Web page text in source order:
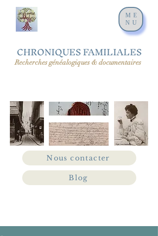
CHRONIQUES FAMILIALES
Recherches généalogiques & documentaires
Nous contacter
Blog
ME
NU